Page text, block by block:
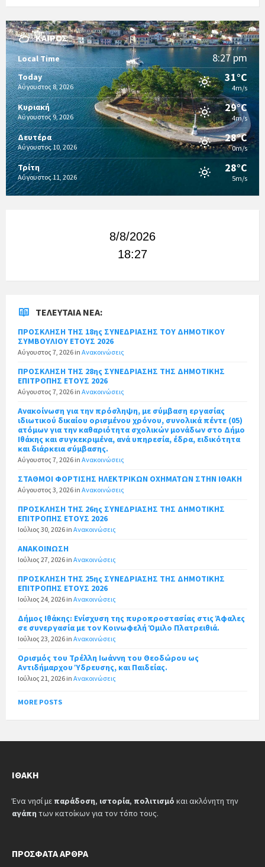
ΚΑΙΡΌΣ
Local Time 8:27 pm
Today
Αύγουστος 8, 2026
31°C
4m/s
Κυριακή
Αύγουστος 9, 2026
29°C
4m/s
Δευτέρα
Αύγουστος 10, 2026
28°C
0m/s
Τρίτη
Αύγουστος 11, 2026
28°C
5m/s
8/8/2026
18:27
ΤΕΛΕΥΤΑΊΑ ΝΈΑ:
ΠΡΟΣΚΛΗΣΗ ΤΗΣ 18ης ΣΥΝΕΔΡΙΑΣΗΣ ΤΟΥ ΔΗΜΟΤΙΚΟΥ
ΣΥΜΒΟΥΛΙΟΥ ΕΤΟΥΣ 2026
Αύγουστος 7, 2026 in Ανακοινώσεις
ΠΡΟΣΚΛΗΣΗ ΤΗΣ 28ης ΣΥΝΕΔΡΙΑΣΗΣ ΤΗΣ ΔΗΜΟΤΙΚΗΣ
ΕΠΙΤΡΟΠΗΣ ΕΤΟΥΣ 2026
Αύγουστος 7, 2026 in Ανακοινώσεις
Ανακοίνωση για την πρόσληψη, με σύμβαση εργασίας
ιδιωτικού δικαίου ορισμένου χρόνου, συνολικά πέντε (05)
ατόμων για την καθαριότητα σχολικών μονάδων στο Δήμο
Ιθάκης και συγκεκριμένα, ανά υπηρεσία, έδρα, ειδικότητα
και διάρκεια σύμβασης.
Αύγουστος 7, 2026 in Ανακοινώσεις
ΣΤΑΘΜΟΙ ΦΟΡΤΙΣΗΣ ΗΛΕΚΤΡΙΚΩΝ ΟΧΗΜΑΤΩΝ ΣΤΗΝ ΙΘΑΚΗ
Αύγουστος 3, 2026 in Ανακοινώσεις
ΠΡΟΣΚΛΗΣΗ ΤΗΣ 26ης ΣΥΝΕΔΡΙΑΣΗΣ ΤΗΣ ΔΗΜΟΤΙΚΗΣ
ΕΠΙΤΡΟΠΗΣ ΕΤΟΥΣ 2026
Ιούλιος 30, 2026 in Ανακοινώσεις
ΑΝΑΚΟΙΝΩΣΗ
Ιούλιος 27, 2026 in Ανακοινώσεις
ΠΡΟΣΚΛΗΣΗ ΤΗΣ 25ης ΣΥΝΕΔΡΙΑΣΗΣ ΤΗΣ ΔΗΜΟΤΙΚΗΣ
ΕΠΙΤΡΟΠΗΣ ΕΤΟΥΣ 2026
Ιούλιος 24, 2026 in Ανακοινώσεις
Δήμος Ιθάκης: Ενίσχυση της πυροπροστασίας στις Άφαλες
σε συνεργασία με τον Κοινωφελή Όμιλο Πλατρειθιά.
Ιούλιος 23, 2026 in Ανακοινώσεις
Ορισμός του Τρέλλη Ιωάννη του Θεοδώρου ως
Αντιδήμαρχου Ύδρευσης, και Παιδείας.
Ιούλιος 21, 2026 in Ανακοινώσεις
MORE POSTS
ΙΘΆΚΗ
Ένα νησί με παράδοση, ιστορία, πολιτισμό και ακλόνητη την
αγάπη των κατοίκων για τον τόπο τους.
ΠΡΌΣΦΑΤΑ ΆΡΘΡΑ